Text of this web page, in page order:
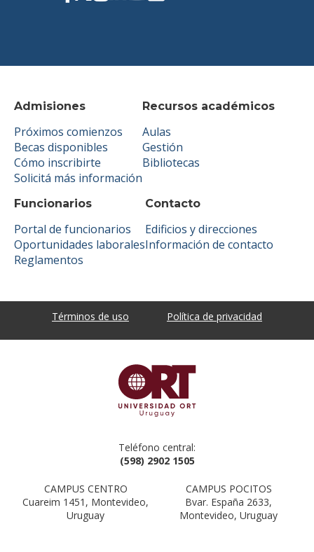
Admisiones
Próximos comienzos
Becas disponibles
Cómo inscribirte
Solicitá más información
Recursos académicos
Aulas
Gestión
Bibliotecas
Funcionarios
Portal de funcionarios
Oportunidades laborales
Reglamentos
Contacto
Edificios y direcciones
Información de contacto
Términos de uso Política de privacidad
Teléfono central:
(598) 2902 1505
CAMPUS CENTRO
Cuareim 1451, Montevideo,
Uruguay
CAMPUS POCITOS
Bvar. España 2633,
Montevideo, Uruguay